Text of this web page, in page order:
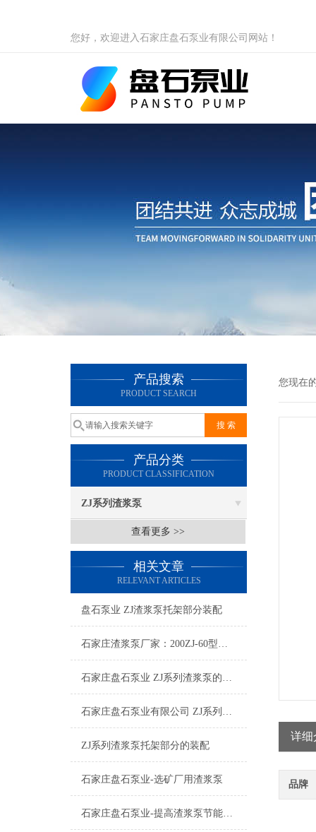
您好，欢迎进入石家庄盘石泵业有限公司网站！
产品搜索
PRODUCT SEARCH
产品分类
PRODUCT CLASSIFICATION
ZJ系列渣浆泵
查看更多 >>
相关文章
RELEVANT ARTICLES
盘石泵业 ZJ渣浆泵托架部分装配
石家庄渣浆泵厂家：200ZJ-60型渣浆泵
石家庄盘石泵业 ZJ系列渣浆泵的特点及其应用
石家庄盘石泵业有限公司 ZJ系列渣浆泵工作原理
ZJ系列渣浆泵托架部分的装配
石家庄盘石泵业-选矿厂用渣浆泵
石家庄盘石泵业-提高渣浆泵节能的四大方法篇
您现在
详细
品牌